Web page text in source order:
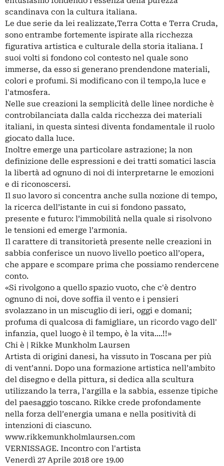
scandinava con la cultura italiana.
Le due serie da lei realizzate,Terra Cotta e Terra Cruda,
sono entrambe fortemente ispirate alla ricchezza
figurativa artistica e culturale della storia italiana. I
suoi volti si fondono col contesto nel quale sono
immerse, da esso si generano prendendone materiali,
colori e profumi. Si modificano con il tempo,la luce e
l'atmosfera.
Nelle sue creazioni la semplicità delle linee nordiche è
controbilanciata dalla calda ricchezza dei materiali
italiani, in questa sintesi diventa fondamentale il ruolo
giocato dalla luce.
Inoltre emerge una particolare astrazione; la non
definizione delle espressioni e dei tratti somatici lascia
la libertà ad ognuno di noi di interpretarne le emozioni
e di riconoscersi.
Il suo lavoro si concentra anche sulla nozione di tempo,
la ricerca dell’istante in cui si fondono passato,
presente e futuro: l’immobilità nella quale si risolvono
le tensioni ed emerge l’armonia.
Il carattere di transitorietà presente nelle creazioni in
sabbia conferisce un nuovo livello poetico all’opera,
che appare e scompare prima che possiamo rendercene
conto.
«Si rivolgono a quello spazio vuoto, che c'è dentro
ognuno di noi, dove soffia il vento e i pensieri
svolazzano in un miscuglio di ieri, oggi e domani;
profuma di qualcosa di famigliare, un ricordo vago dell'
infanzia, quel luogo è il tempo, è la vita....!!»
Chi è | Rikke Munkholm Laursen
Artista di origini danesi, ha vissuto in Toscana per più
di vent’anni. Dopo una formazione artistica nell’ambito
del disegno e della pittura, si dedica alla scultura
utilizzando la terra, l'argilla e la sabbia, essenze tipiche
del paesaggio toscano. Rikke crede profondamente
nella forza dell’energia umana e nella positività di
intenzioni di ciascuno.
www.rikkemunkholmlaursen.com
VERNISSAGE. Incontro con l'artista
Venerdì 27 Aprile 2018 ore 19.00